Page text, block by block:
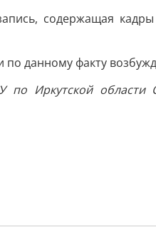
содержащая
данному факту
Иркутской